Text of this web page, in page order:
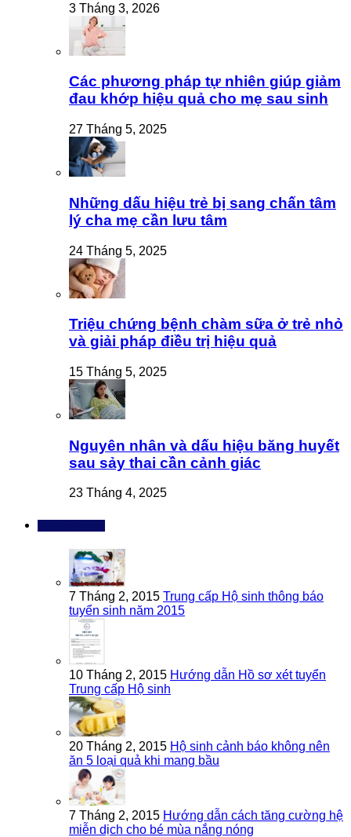
3 Tháng 3, 2026
Các phương pháp tự nhiên giúp giảm
đau khớp hiệu quả cho mẹ sau sinh
27 Tháng 5, 2025
Những dấu hiệu trẻ bị sang chấn tâm
lý cha mẹ cần lưu tâm
24 Tháng 5, 2025
Triệu chứng bệnh chàm sữa ở trẻ nhỏ
và giải pháp điều trị hiệu quả
15 Tháng 5, 2025
Nguyên nhân và dấu hiệu băng huyết
sau sảy thai cần cảnh giác
23 Tháng 4, 2025
7 Tháng 2, 2015 Trung cấp Hộ sinh thông báo
tuyển sinh năm 2015
10 Tháng 2, 2015 Hướng dẫn Hồ sơ xét tuyển
Trung cấp Hộ sinh
20 Tháng 2, 2015 Hộ sinh cảnh báo không nên
ăn 5 loại quả khi mang bầu
7 Tháng 2, 2015 Hướng dẫn cách tăng cường hệ
miễn dịch cho bé mùa nắng nóng